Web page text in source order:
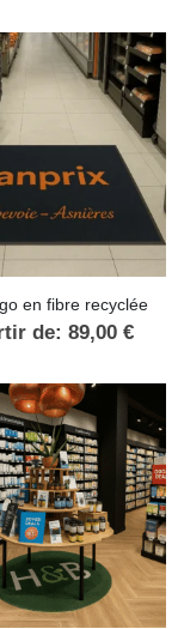
en fibre recyclée
de: 89,00 €